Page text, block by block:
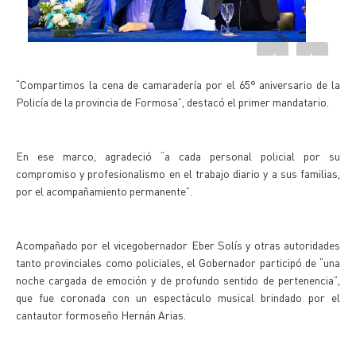
“Compartimos la cena de camaradería por el 65° aniversario de la
Policía de la provincia de Formosa”, destacó el primer mandatario.
En ese marco, agradeció “a cada personal policial por su
compromiso y profesionalismo en el trabajo diario y a sus familias,
por el acompañamiento permanente”.
Acompañado por el vicegobernador Eber Solís y otras autoridades
tanto provinciales como policiales, el Gobernador participó de “una
noche cargada de emoción y de profundo sentido de pertenencia”,
que fue coronada con un espectáculo musical brindado por el
cantautor formoseño Hernán Arias.